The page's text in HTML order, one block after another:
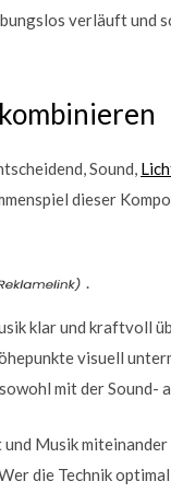
verläuft und
Sound,
dieser
.
klar und kraftvoll
visuell
mit der Sound-
Musik
die Technik